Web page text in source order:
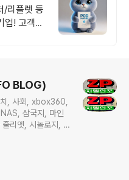
/리플렛 등
업! 고객만
BLOG)
, 사회, xbox360,
삼국지, 마인
리엣, 시놀로지, 큐